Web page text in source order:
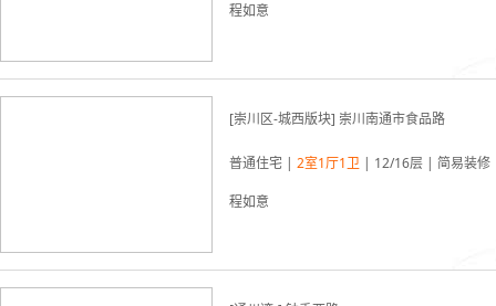
程如意
[崇川区-城西版块] 崇川南通市食品路
普通住宅 | 2室1厅1卫 | 12/16层 | 简易装
程如意